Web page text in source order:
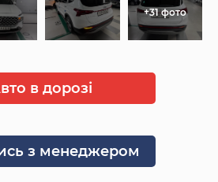
+31 фото
в дорозі
з менеджером